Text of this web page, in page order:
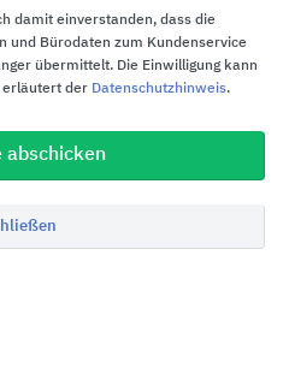
damit einverstanden, dass die
und Bürodaten zum Kundenservice
übermittelt. Die Einwilligung kann
erläutert der Datenschutzhinweis.
abschicken